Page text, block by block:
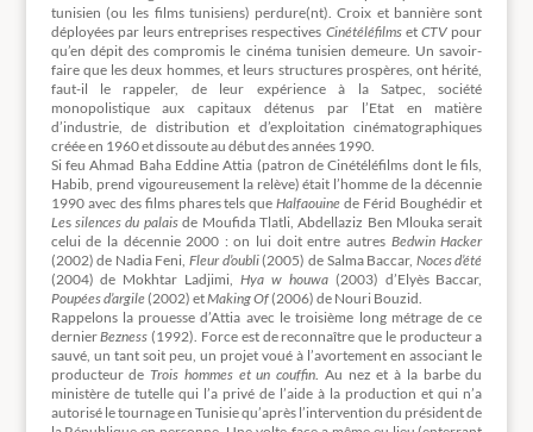
tunisien (ou les films tunisiens) perdure(nt). Croix et bannière sont
déployées par leurs entreprises respectives CinétéléfilmsetCTV pour
qu’en dépit des compromis le cinéma tunisien demeure. Un savoir-
faire que les deux hommes, et leurs structures prospères, ont hérité,
faut-il le rappeler, de leur expérience à la Satpec, société
monopolistique aux capitaux détenus par l’Etat en matière
d’industrie, de distribution et d’exploitation cinématographiques
créée en 1960 et dissoute au début des années 1990.
Si feu Ahmad Baha Eddine Attia (patron de Cinétéléfilms dont le fils,
Habib, prend vigoureusement la relève) était l’homme de la décennie
1990 avec des films phares tels que Halfaouine de Férid Boughédir et
Les silences du palaisde Moufida Tlatli, Abdellaziz Ben Mlouka serait
celui de la décennie 2000 : on lui doit entre autres Bedwin Hacker
(2002) de Nadia Feni,Fleur d’oubli(2005) de Salma Baccar, Noces d’été
(2004) de Mokhtar Ladjimi,Hya w houwa(2003) d’Elyès Baccar,
Poupées d’argile(2002) etMaking Of(2006) de Nouri Bouzid.
Rappelons la prouesse d’Attia avec le troisième long métrage de ce
dernierBezness (1992). Force est de reconnaître que le producteur a
sauvé, un tant soit peu, un projet voué à l’avortement en associant le
producteur deTrois hommes et un couffin. Au nez et à la barbe du
ministère de tutelle qui l’a privé de l’aide à la production et qui n’a
autorisé le tournage en Tunisie qu’après l’intervention du président de